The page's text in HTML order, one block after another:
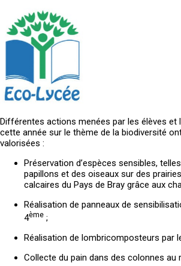
Différentes actions menées par les élèves
cette année sur le thème de la biodiversité
valorisées :
Préservation d’espèces sensibles,
papillons et des oiseaux sur des
calcaires du Pays de Bray grâce aux
Réalisation de panneaux de
4ème ;
Réalisation de lombricomposteurs par
Collecte du pain dans des colonnes au